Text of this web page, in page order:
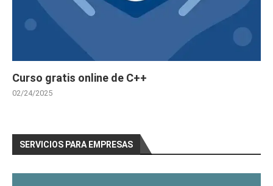
Curso gratis online de C++
02/24/2025
SERVICIOS PARA EMPRESAS